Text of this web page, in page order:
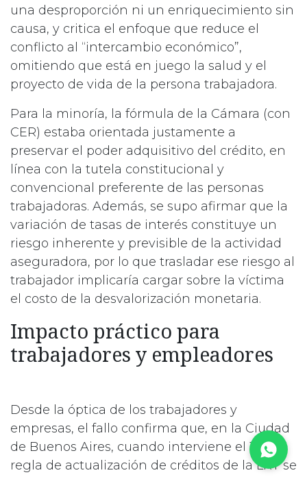
una desproporción ni un enriquecimiento sin
causa, y critica el enfoque que reduce el
conflicto al “intercambio económico”,
omitiendo que está en juego la salud y el
proyecto de vida de la persona trabajadora.
Para la minoría, la fórmula de la Cámara (con
CER) estaba orientada justamente a
preservar el poder adquisitivo del crédito, en
línea con la tutela constitucional y
convencional preferente de las personas
trabajadoras. Además, se supo afirmar que la
variación de tasas de interés constituye un
riesgo inherente y previsible de la actividad
aseguradora, por lo que trasladar ese riesgo al
trabajador implicaría cargar sobre la víctima
el costo de la desvalorización monetaria.
Impacto práctico para
trabajadores y empleadores
Desde la óptica de los trabajadores y
empresas, el fallo confirma que, en la Ciudad
de Buenos Aires, cuando interviene el TSJ, la
regla de actualización de créditos de la LRT se